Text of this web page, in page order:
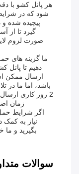
هر پانل کشو با
شود که در
پیچیده شده
گیرد تا از
صورت لزوم
ما گزینه های
دهیم تا پانل
ارسال ممکن
2 روز کاری
زمان
اگر شرایط
نیاز به کمک
بگیرید و
سوالات